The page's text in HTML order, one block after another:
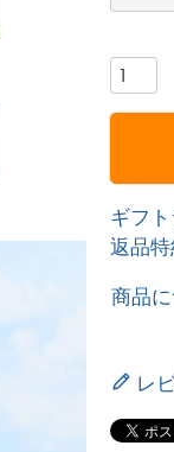
ギフ
返品
商品
レ